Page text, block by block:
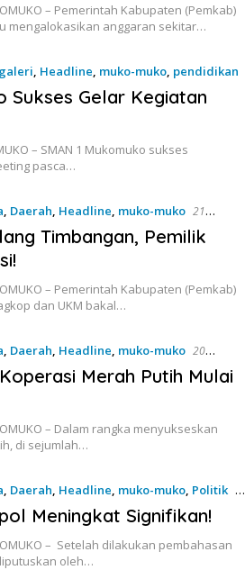
– Pemerintah Kabupaten (Pemkab)
mengalokasikan anggaran sekitar…
galeri, Headline, muko-muko, pendidikan
Sukses Gelar Kegiatan
– SMAN 1 Mukomuko sukses
pasca…
, Daerah, Headline, muko-muko 21
Timbangan, Pemilik
– Pemerintah Kabupaten (Pemkab)
dan UKM bakal…
, Daerah, Headline, muko-muko 20
Merah Putih Mulai
– Dalam rangka menyukseskan
di sejumlah…
, Daerah, Headline, muko-muko, Politik 20
Meningkat Signifikan!
– Setelah dilakukan pembahasan
oleh…